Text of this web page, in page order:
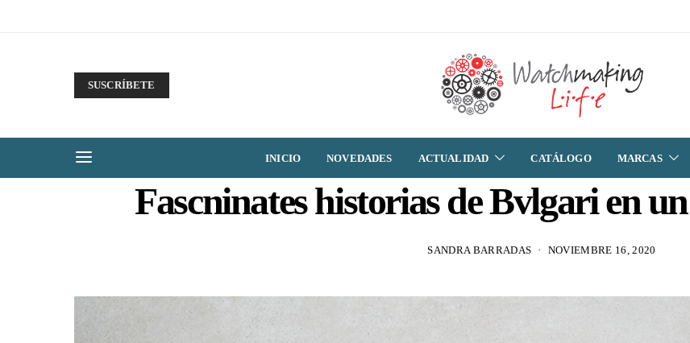
SUSCRÍBETE
INICIO NOVEDADES ACTUALIDAD CATÁLOGO MARCAS
Fascninates historias de Bvlgari en
SANDRA BARRADAS NOVIEMBRE 16, 2020